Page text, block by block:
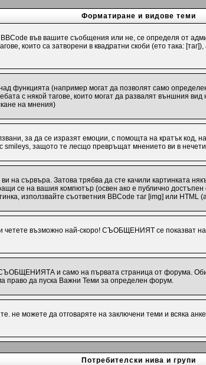
Форматиране и видове теми
във вашите съобщения или не, се определя от
които са затворени в квадратни скоби (ето така:
функцията (например могат да позволят само
с някой тагове, които могат да развалят външния
на мнения)
за да се изразят емоции, с помощта на кратък
smileys, защото те лесщо превръщат мнението ви в
на сървъра. Затова трябва да сте качили картинката
се на вашия компютър (освен ако е публично
използвайте съответния BBCode таг [img] или HTML
възможно най-скоро! СЪОБЩЕНИЯТ се показват
и само на първата страница от форума.
да пуска Важни Теми за определен форум.
не можете да отговаряте на заключени теми и всяка
Потребителски нива и групи